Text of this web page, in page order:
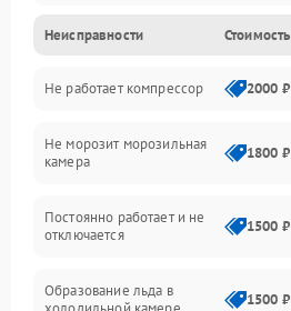
Механика
Электропитание
Дренаж
Неисправности Стоимость
Не работает компрессор 2000 ₽
Не морозит морозильная
камера
1800 ₽
Постоянно работает и не
отключается
1500 ₽
Образование льда в
1500 ₽